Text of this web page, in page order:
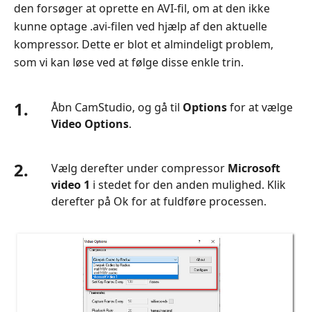
den forsøger at oprette en AVI-fil, om at den ikke
kunne optage .avi-filen ved hjælp af den aktuelle
kompressor. Dette er blot et almindeligt problem,
som vi kan løse ved at følge disse enkle trin.
1. Åbn CamStudio, og gå til Optionsfor at vælge
Video Options.
2. Vælg derefter under compressor Microsoft
video 1 i stedet for den anden mulighed. Klik
derefter på Ok for at fuldføre processen.